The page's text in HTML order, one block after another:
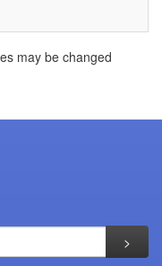
may be changed